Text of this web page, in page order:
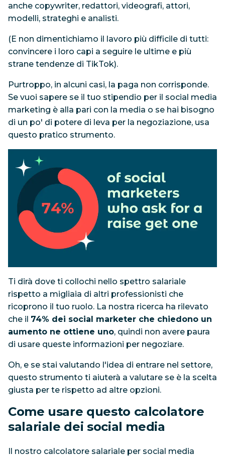
anche copywriter, redattori, videografi, attori,
modelli, strateghi e analisti.
(E non dimentichiamo il lavoro più difficile di tutti:
convincere i loro capi a seguire le ultime e più
strane tendenze di TikTok).
Purtroppo, in alcuni casi, la paga non corrisponde.
Se vuoi sapere se il tuo stipendio per il social media
marketing è alla pari con la media o se hai bisogno
di un po' di potere di leva per la negoziazione, usa
questo pratico strumento.
Ti dirà dove ti collochi nello spettro salariale
rispetto a migliaia di altri professionisti che
ricoprono il tuo ruolo. La nostra ricerca ha rilevato
che il 74% dei social marketer che chiedono un
aumento ne ottiene uno, quindi non avere paura
di usare queste informazioni per negoziare.
Oh, e se stai valutando l'idea di entrare nel settore,
questo strumento ti aiuterà a valutare se è la scelta
giusta per te rispetto ad altre opzioni.
Come usare questo calcolatore
salariale dei social media
Il nostro calcolatore salariale per social media